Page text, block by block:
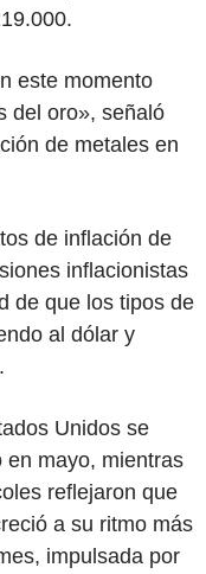
este momento
del oro», señaló
de metales en
de inflación de
inflacionistas
de que los tipos de
al dólar y
Unidos se
en mayo, mientras
reflejaron que
a su ritmo más
impulsada por